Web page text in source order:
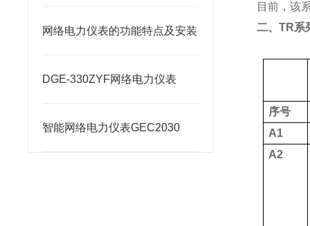
网络电力仪表的功能特点及安装
DGE-330ZYF网络电力仪表
智能网络电力仪表GEC2030
目前，该
二、TR系
序号
A1
A2